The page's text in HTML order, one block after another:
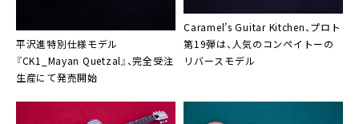
平沢進特別仕様モデル
『CK1_Mayan Quetzal』、完全受注
生産にて発売開始
Caramel’s Guitar Kitchen、プロト
第19弾は、人気のコンペイトーの
リバースモデル